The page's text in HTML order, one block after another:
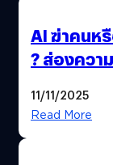
AI ฆ่าคนห
? ส่องควา
11/11/2025
Read More